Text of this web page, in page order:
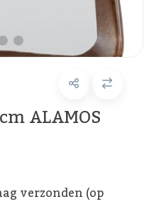
ALAMOS
verzonden (op